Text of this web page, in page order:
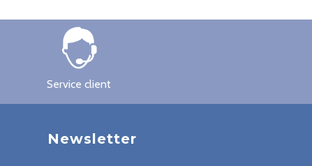
Service client
Newsletter